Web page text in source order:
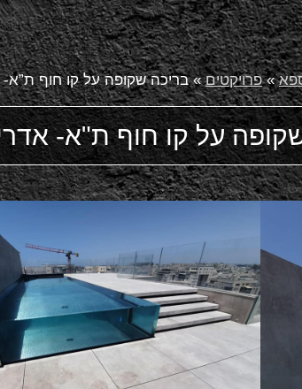
»פרויקטים»בריכה שקופה על קו חוף ת”א-
על קו חוף ת"א-